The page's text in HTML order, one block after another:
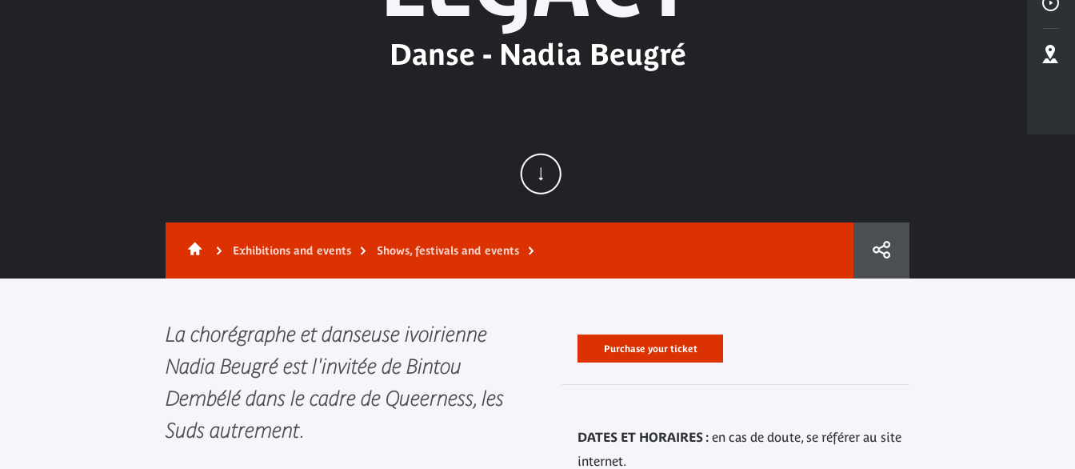
Danse - Nadia Beugré
Exhibitions and events Shows, festivals and events
La chorégraphe et danseuse ivoirienne
Nadia Beugré est l'invitée de Bintou
Dembélé dans le cadre de Queerness, les
Suds autrement.
Purchase your ticket
DATES ET HORAIRES : en cas de doute, se référer au site
internet.